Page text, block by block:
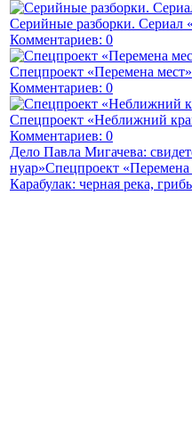
Серийные разборки. Сериал
Комментариев: 0
Спецпроект «Перемена
Комментариев: 0
Спецпроект «Неближний
Комментариев: 0
Дело Павла Мигачева:
нуар»Спецпроект
Карабулак: черная река,